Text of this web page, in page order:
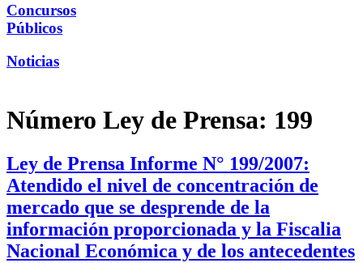
Concursos
Públicos
Noticias
Número Ley de Prensa: 199
Ley de Prensa Informe N° 199/2007:
Atendido el nivel de concentración de
mercado que se desprende de la
información proporcionada y la Fiscalia
Nacional Económica y de los antecedentes